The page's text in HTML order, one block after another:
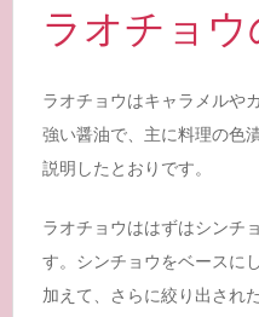
ラオチョ
ラオチョウはキャラメルや
強い醤油で、主に料理の色
説明したとおりです。
ラオチョウははずはシンチ
す。シンチョウをベースに
加えて、さらに絞り出され